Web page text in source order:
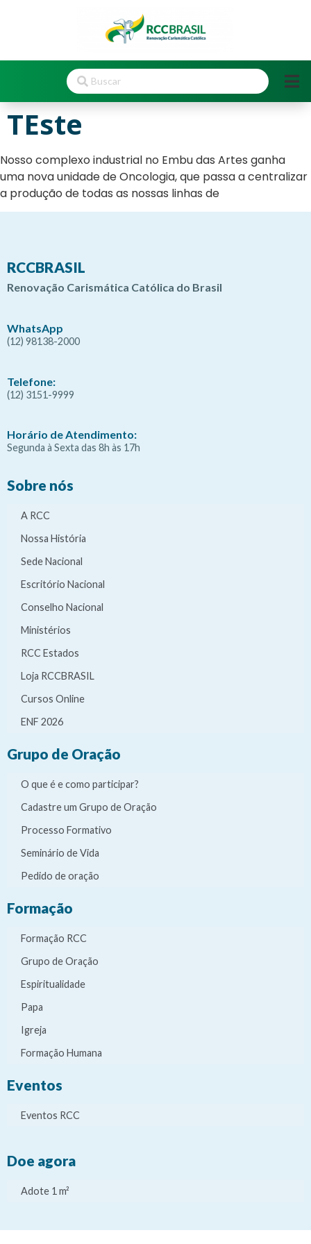
TEste
Nosso complexo industrial no Embu das Artes ganha
uma nova unidade de Oncologia, que passa a centralizar
a produção de todas as nossas linhas de
RCCBRASIL
Renovação Carismática Católica do Brasil
WhatsApp
(12) 98138-2000
Telefone:
(12) 3151-9999
Horário de Atendimento:
Segunda à Sexta das 8h às 17h
Sobre nós
A RCC
Nossa História
Sede Nacional
Escritório Nacional
Conselho Nacional
Ministérios
RCC Estados
Loja RCCBRASIL
Cursos Online
ENF 2026
Grupo de Oração
O que é e como participar?
Cadastre um Grupo de Oração
Processo Formativo
Seminário de Vida
Pedido de oração
Formação
Formação RCC
Grupo de Oração
Espiritualidade
Papa
Igreja
Formação Humana
Eventos
Eventos RCC
Doe agora
Adote 1 m²